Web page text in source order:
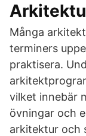
Många
terminers
praktisera.
vilket innebär
övningar och
arkitektur och